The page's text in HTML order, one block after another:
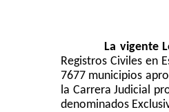
La vigente
Registros Civiles en
7677 municipios
la Carrera Judicial
denominados